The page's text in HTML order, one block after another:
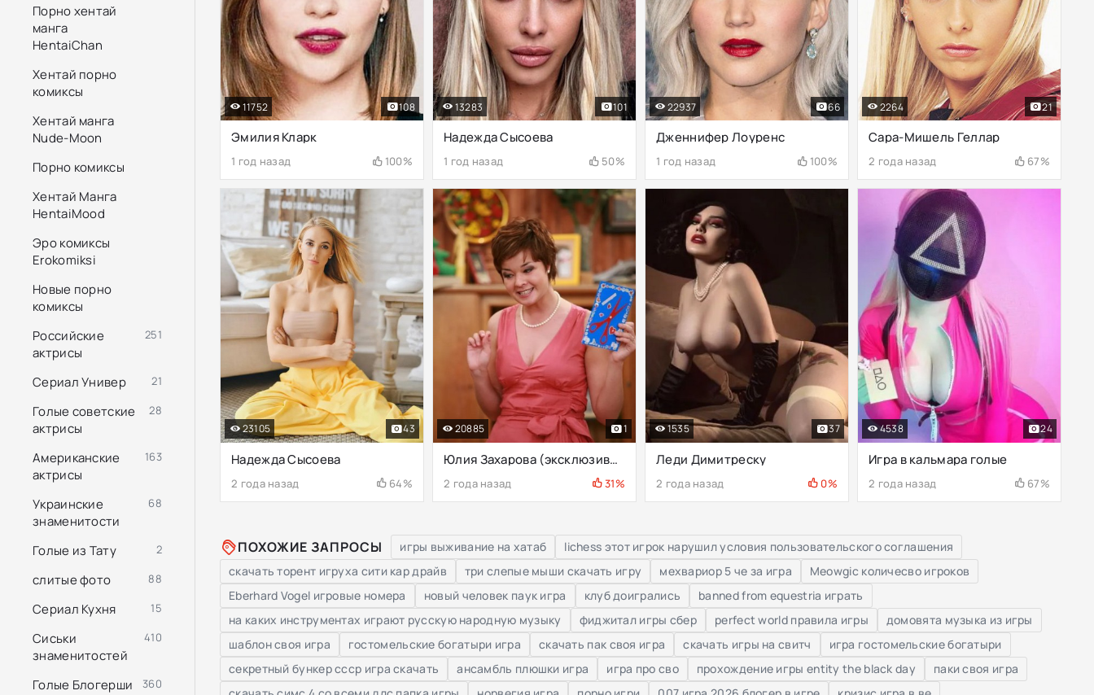
Эмилия Кларк
1 год назад 100%
11752 108
Надежда Сысоева
1 год назад 50%
13283 101
Дженнифер Лоуренс
1 год назад 100%
22937 66
Сара-Мишель Геллар
2 года назад 67%
2264 21
Надежда Сысоева
2 года назад 64%
23105 43
Юлия Захарова (эксклюзивные фото)
2 года назад 31%
20885 1
Леди Димитреску
2 года назад 0%
1535 37
Игра в кальмара голые
2 года назад 67%
4538 24
ПОХОЖИЕ ЗАПРОСЫ игры выживание на хатаб
lichess этот игрок нарушил условия пользовательского соглашения
скачать торент игруха сити кар драйв
три слепые мыши скачать игру мехвариор 5 че за игра
Meowgic количесво игроков
Eberhard Vogel игровые номера
новый человек паук игра клуб доигрались
banned from equestria играть
на каких инструментах играют русскую народную музыку
фиджитал игры сбер perfect world правила игры
домовята музыка из игры
шаблон своя игра
гостомельские богатыри игра скачать пак своя игра скачать игры на свитч
игра гостомельские богатыри
секретный бункер ссср игра скачать
ансамбль плюшки игра игра про сво прохождение игры entity the black day
паки своя игра
Порно хентай
манга
HentaiChan
Хентай порно
комиксы
Хентай манга
Nude-Moon
Порно комиксы
Хентай Манга
HentaiMood
Эро комиксы
Erokomiksi
Новые порно
комиксы
Российские
актрисы
251
Сериал Универ 21
Голые советские
актрисы
28
Американские
актрисы
163
Украинские
знаменитости
68
Голые из Тату 2
слитые фото 88
Сериал Кухня 15
Сиськи
знаменитостей
410
Голые Блогерши 360